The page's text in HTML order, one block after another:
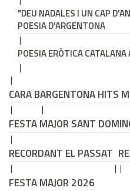
"DEU NADALES I UN CAP
POESIA D'ARGENTONA
POESIA ERÒTICA
CARA BARGENTONA HITS
FESTA MAJOR SANT
RECORDANT EL PASSAT
FESTA MAJOR 2026